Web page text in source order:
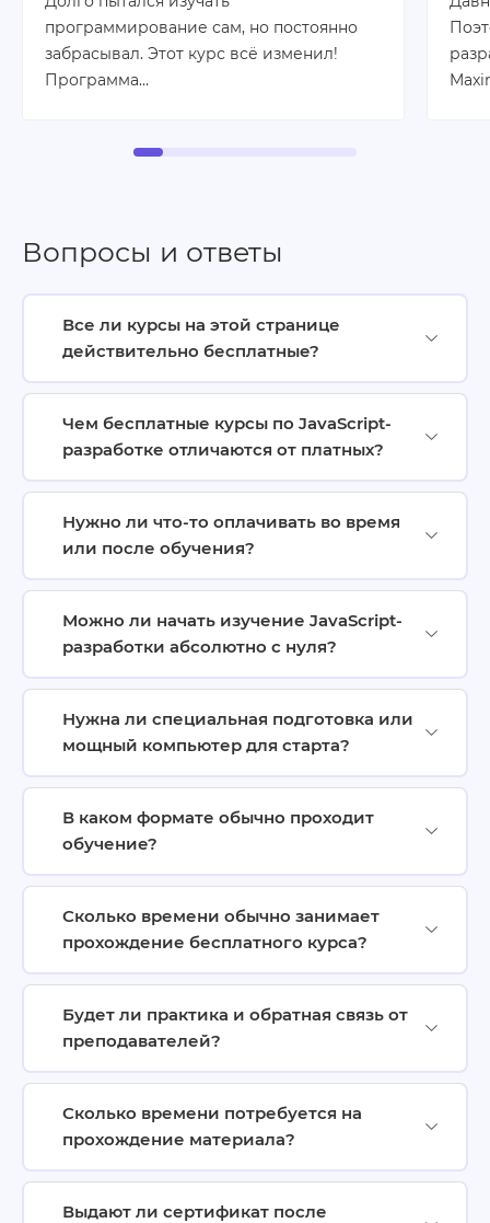
программирование сам, но постоянно
забрасывал. Этот курс всё изменил!
Программа…
Вопросы и ответы
Все ли курсы на этой странице
действительно бесплатные?
Чем бесплатные курсы по JavaScript-
разработке отличаются от платных?
Нужно ли что-то оплачивать во время
или после обучения?
Можно ли начать изучение JavaScript-
разработки абсолютно с нуля?
Нужна ли специальная подготовка или
мощный компьютер для старта?
В каком формате обычно проходит
обучение?
Сколько времени обычно занимает
прохождение бесплатного курса?
Будет ли практика и обратная связь от
преподавателей?
Сколько времени потребуется на
прохождение материала?
Выдают ли сертификат после